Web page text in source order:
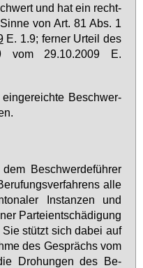
und hat ein recht­
von Art. 81 Abs. 1
E. 1.9; fer­ner Ur­teil des
vom 29.10.2009 E.
Be­schwer­
Be­schwer­de­füh­rer
al­le
In­stan­zen und
Par­tei­ent­schä­di­gung
stützt sich da­bei auf
des Ge­sprächs vom
Dro­hun­gen des Be­